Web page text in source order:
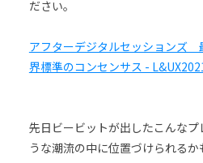
ださい。
アフターデジタルセッションズ
界標準のコンセンサス -
先日ビービットが出したこんな
うな潮流の中に位置づけられるか